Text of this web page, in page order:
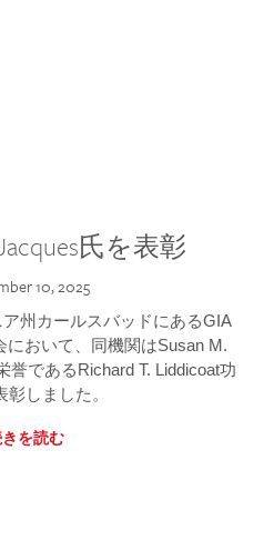
氏を表彰
10, 2025
州カールスバッドにあるGIA
おいて、同機関はSusan M.
誉であるRichard T. Liddicoat功
彰しました。
を読む